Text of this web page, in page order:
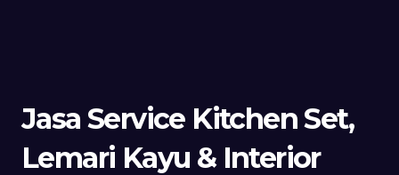
Jasa Service Kitchen Set,
Lemari Kayu & Interior